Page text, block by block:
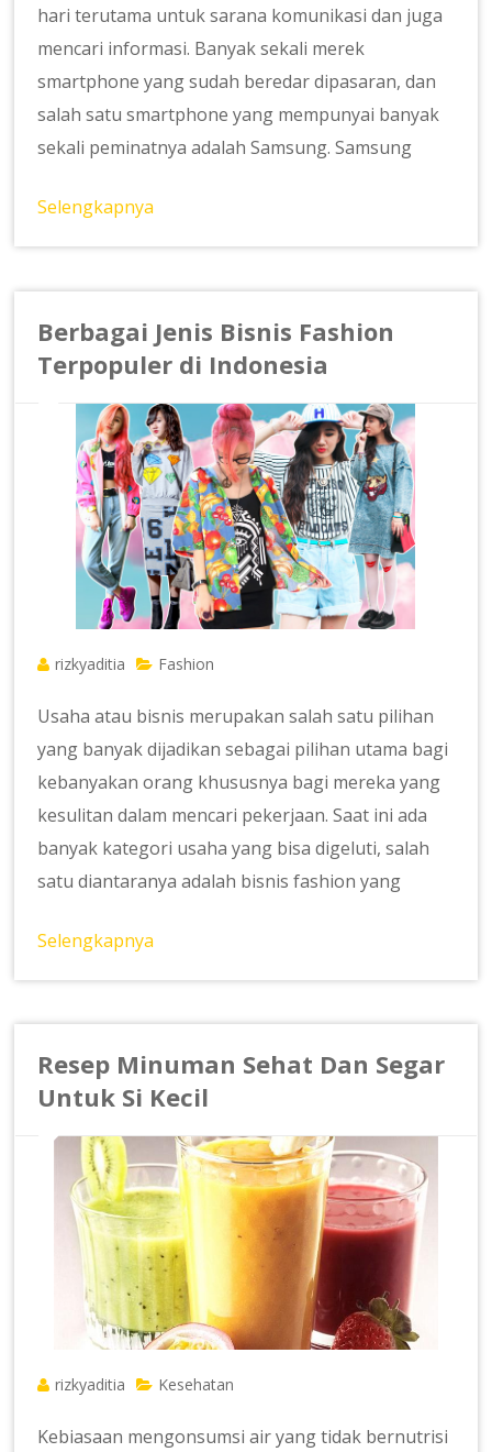
hari terutama untuk sarana komunikasi dan juga
mencari informasi. Banyak sekali merek
smartphone yang sudah beredar dipasaran, dan
salah satu smartphone yang mempunyai banyak
sekali peminatnya adalah Samsung. Samsung
Selengkapnya
Berbagai Jenis Bisnis Fashion
Terpopuler di Indonesia
rizkyaditia Fashion
Usaha atau bisnis merupakan salah satu pilihan
yang banyak dijadikan sebagai pilihan utama bagi
kebanyakan orang khususnya bagi mereka yang
kesulitan dalam mencari pekerjaan. Saat ini ada
banyak kategori usaha yang bisa digeluti, salah
satu diantaranya adalah bisnis fashion yang
Selengkapnya
Resep Minuman Sehat Dan Segar
Untuk Si Kecil
rizkyaditia Kesehatan
Kebiasaan mengonsumsi air yang tidak bernutrisi